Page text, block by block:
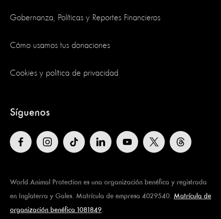
Gobernanza, Políticas y Reportes Financieros
Cómo usamos tus donaciones
Cookies y política de privacidad
Síguenos
World Animal Protection es una organización benéfica y registrada
en Inglaterra y Gales. Matrícula de empresa 4029540. Matrícula de
organización benéfica 1081849.